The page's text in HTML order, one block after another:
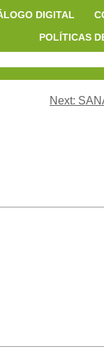
DIGITAL
POLÍTICAS
Next: